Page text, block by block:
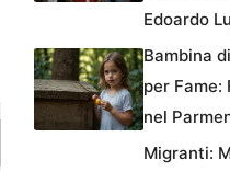
Edoardo
Bambina
per Fame:
nel
Migranti: